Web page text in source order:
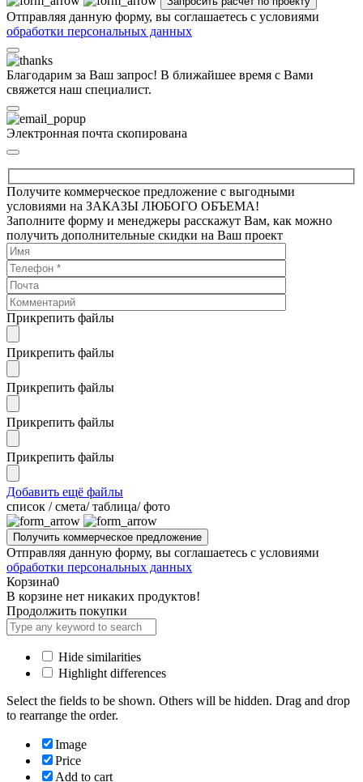
Отправляя данную форму, вы соглашаетесь с условиями
обработки персональных данных
Благодарим за Ваш запрос! В ближайшее время с Вами
свяжется наш специалист.
Электронная почта скопирована
Получите коммерческое предложение с выгодными
условиями на ЗАКАЗЫ ЛЮБОГО ОБЪЕМА!
Заполните форму и менеджеры расскажут Вам, как можно
получить дополнительные скидки на Ваш проект
Прикрепить файлы
Прикрепить файлы
Прикрепить файлы
Прикрепить файлы
Прикрепить файлы
Добавить ещё файлы
cписок / смета/ таблица/ фото
Отправляя данную форму, вы соглашаетесь с условиями
обработки персональных данных
Корзина0
В корзине нет никаких продуктов!
Продолжить покупки
Hide similarities
Highlight differences
Select the fields to be shown. Others will be hidden. Drag and drop
to rearrange the order.
Image
Price
Add to cart